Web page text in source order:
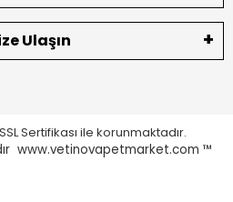
Ulaşın
Sertifikası ile korunmaktadır.
www.vetinovapetmarket.com ™